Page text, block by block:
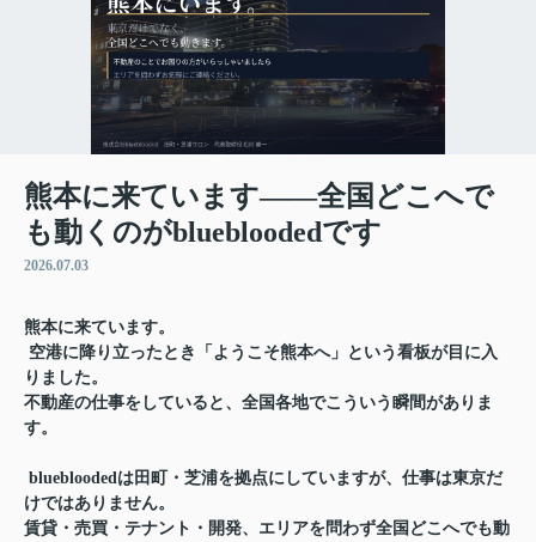
熊本に来ています——全国どこへで
も動くのがbluebloodedです
2026.07.03
熊本に来ています。
空港に降り立ったとき「ようこそ熊本へ」という看板が目に入
りました。
不動産の仕事をしていると、全国各地でこういう瞬間がありま
す。
bluebloodedは田町・芝浦を拠点にしていますが、仕事は東京だ
けではありません。
賃貸・売買・テナント・開発、エリアを問わず全国どこへでも動